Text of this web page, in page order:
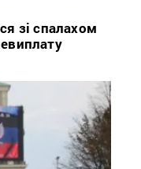
зі спалахом